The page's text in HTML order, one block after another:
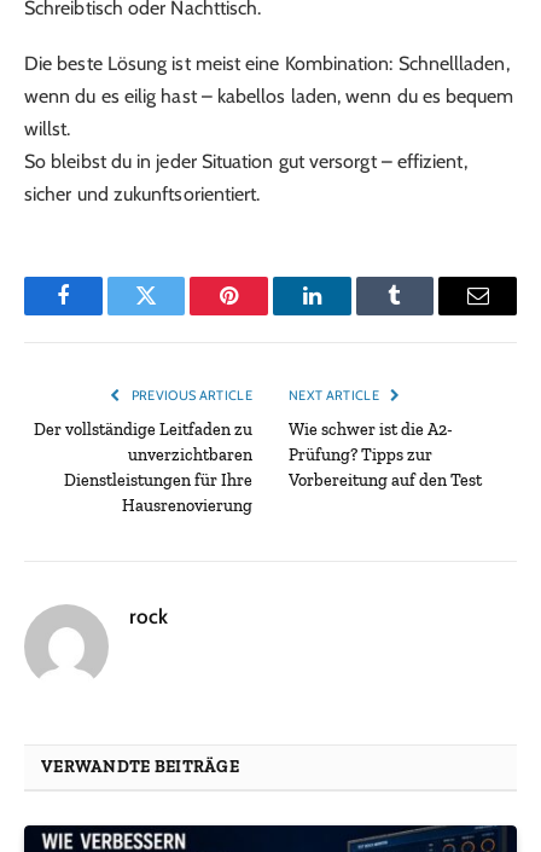
Schreibtisch oder Nachttisch.
Die beste Lösung ist meist eine Kombination: Schnellladen,
wenn du es eilig hast – kabellos laden, wenn du es bequem
willst.
So bleibst du in jeder Situation gut versorgt – effizient,
sicher und zukunftsorientiert.
FacebookTwitter Pinterest LinkedInTumblr Email
PREVIOUS ARTICLE
Der vollständige Leitfaden zu
unverzichtbaren
Dienstleistungen für Ihre
Hausrenovierung
NEXT ARTICLE
Wie schwer ist die A2-
Prüfung? Tipps zur
Vorbereitung auf den Test
rock
VERWANDTE BEITRÄGE